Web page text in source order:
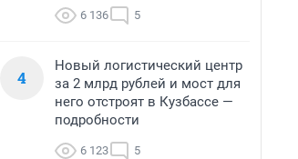
6 136 5
4
Новый логистический центр
за 2 млрд рублей и мост для
него отстроят в Кузбассе —
подробности
6 123 5